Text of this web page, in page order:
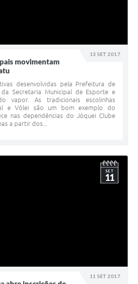
13 SET 2017
movimentam
desenvolvidas pela Prefeitura de
Secretaria Municipal de Esporte e
vapor. As tradicionais escolinhas
e Vôlei são um bom exemplo do
nas dependências do Jóquei Clube
a partir dos...
11 SET 2017
SET
11